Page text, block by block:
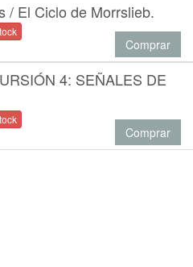
/ El Ciclo de Morrslieb.
Comprar
4: SEÑALES DE
Comprar